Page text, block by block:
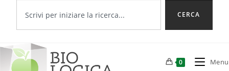
CERCA
0 Menu